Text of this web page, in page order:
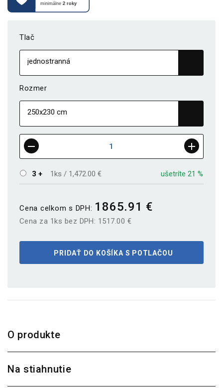
Tlač
Rozmer
3 + 1ks / 1,472.00 € ušetríte 21 %
Cena celkom s DPH: 1865.91 €
Cena za 1ks bez DPH: 1517.00 €
PRIDAŤ DO KOŠÍKA S POTLAČOU
O produkte
Na stiahnutie